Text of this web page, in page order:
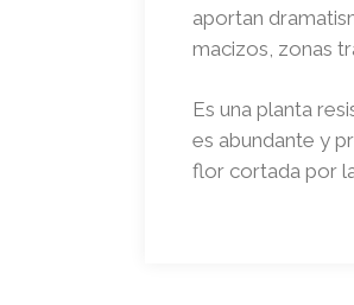
aportan
macizos, zonas
Es una planta
es abundante y
flor cortada por